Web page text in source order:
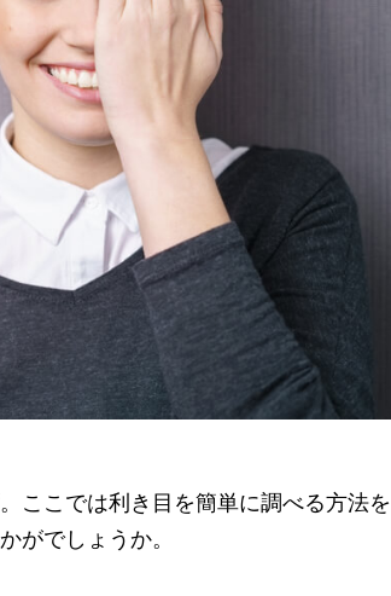
ここでは利き目を簡単に調べる方法を
がでしょうか。